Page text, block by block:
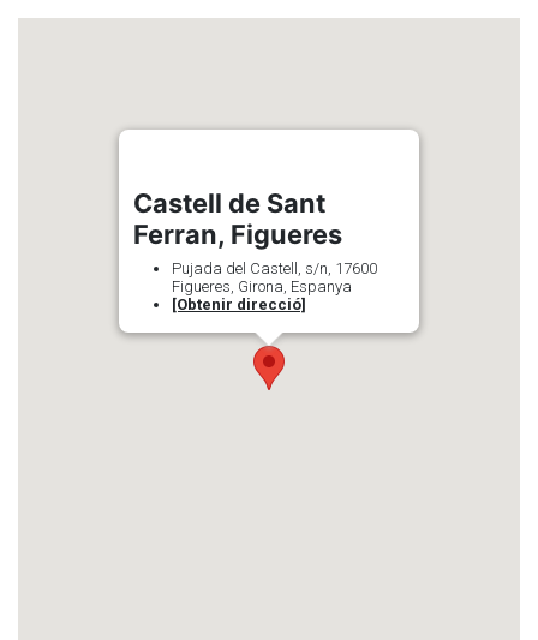
Castell de Sant
Ferran, Figueres
Pujada del Castell, s/n, 17600
Figueres, Girona, Espanya
[Obtenir direcció]